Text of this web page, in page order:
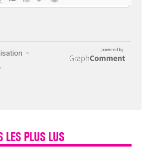
LES PLUS LUS
INSUFFISANCE
CARDIAQUE : LES